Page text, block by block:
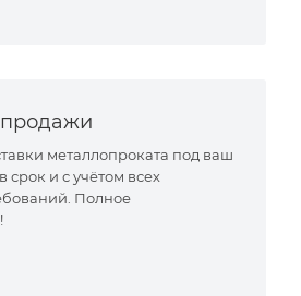
металлопроката под ваш
срок и с учётом всех
Полное